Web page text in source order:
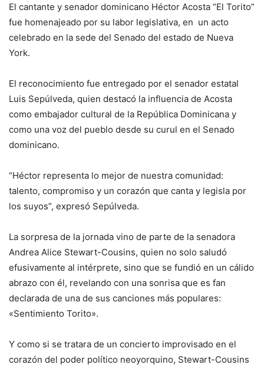
El cantante y senador dominicano Héctor Acosta “El Torito”
fue homenajeado por su labor legislativa, en un acto
celebrado en la sede del Senado del estado de Nueva
York.
El reconocimiento fue entregado por el senador estatal
Luis Sepúlveda, quien destacó la influencia de Acosta
como embajador cultural de la República Dominicana y
como una voz del pueblo desde su curul en el Senado
dominicano.
“Héctor representa lo mejor de nuestra comunidad:
talento, compromiso y un corazón que canta y legisla por
los suyos”, expresó Sepúlveda.
La sorpresa de la jornada vino de parte de la senadora
Andrea Alice Stewart-Cousins, quien no solo saludó
efusivamente al intérprete, sino que se fundió en un cálido
abrazo con él, revelando con una sonrisa que es fan
declarada de una de sus canciones más populares:
«Sentimiento Torito».
Y como si se tratara de un concierto improvisado en el
corazón del poder político neoyorquino, Stewart-Cousins